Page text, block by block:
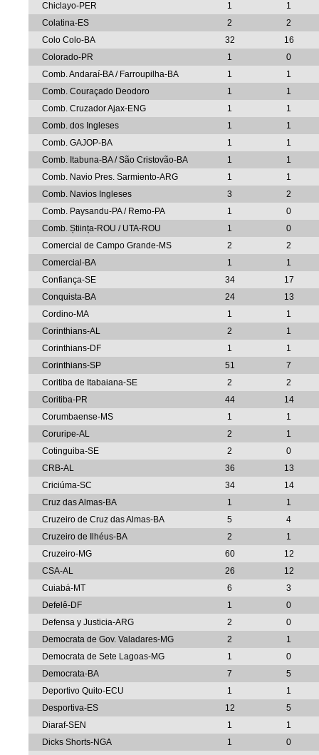
Chiclayo-PER
1
1
Colatina-ES
2
2
Colo Colo-BA
32
16
Colorado-PR
1
0
Comb. Andaraí-BA / Farroupilha-BA
1
1
Comb. Couraçado Deodoro
1
1
Comb. Cruzador Ajax-ENG
1
1
Comb. dos Ingleses
1
1
Comb. GAJOP-BA
1
1
Comb. Itabuna-BA / São Cristovão-BA
1
1
Comb. Navio Pres. Sarmiento-ARG
1
1
Comb. Navios Ingleses
3
2
Comb. Paysandu-PA / Remo-PA
1
0
Comb. Știința-ROU / UTA-ROU
1
0
Comercial de Campo Grande-MS
2
2
Comercial-BA
1
1
Confiança-SE
34
17
Conquista-BA
24
13
Cordino-MA
1
1
Corinthians-AL
2
1
Corinthians-DF
1
1
Corinthians-SP
51
7
Coritiba de Itabaiana-SE
2
2
Coritiba-PR
44
14
Corumbaense-MS
1
1
Coruripe-AL
2
1
Cotinguiba-SE
2
0
CRB-AL
36
13
Criciúma-SC
34
14
Cruz das Almas-BA
1
1
Cruzeiro de Cruz das Almas-BA
5
4
Cruzeiro de Ilhéus-BA
2
1
Cruzeiro-MG
60
12
CSA-AL
26
12
Cuiabá-MT
6
3
Defelê-DF
1
0
Defensa y Justicia-ARG
2
0
Democrata de Gov. Valadares-MG
2
1
Democrata de Sete Lagoas-MG
1
0
Democrata-BA
7
5
Deportivo Quito-ECU
1
1
Desportiva-ES
12
5
Diaraf-SEN
1
1
Dicks Shorts-NGA
1
0